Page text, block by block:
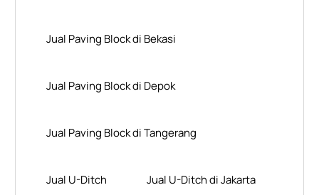
Jual Paving Block di Bekasi
Jual Paving Block di Depok
Jual Paving Block di Tangerang
Jual U-Ditch Jual U-Ditch di Jakarta